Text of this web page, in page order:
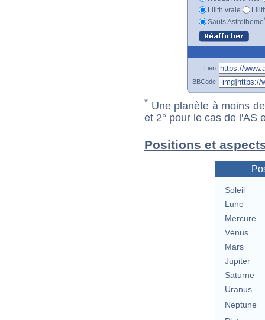
Lilith vraie
Sauts Astrotheme
Lien
BBCode
* Une planète à moins
et 2° pour le cas de l'AS
Positions et
Soleil
Lune
Mercure
Vénus
Mars
Jupiter
Saturne
Uranus
Neptune